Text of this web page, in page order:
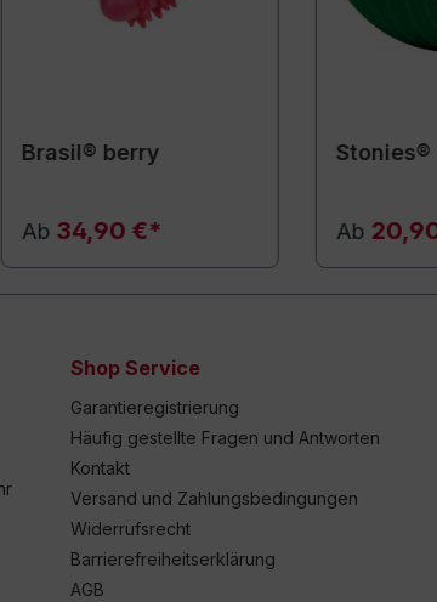
Brasil® berry
Ab 34,90 €*
Stonies®
Ab
Shop Service
Garantieregistrierung
Häufig gestellte Fragen und Antworten
Kontakt
Versand und Zahlungsbedingungen
Widerrufsrecht
Barrierefreiheitserklärung
AGB